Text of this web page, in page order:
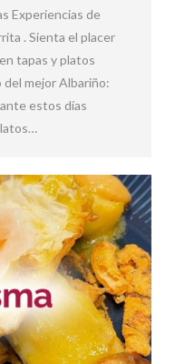
Experiencias de
. Sienta el placer
tapas y platos
del mejor Albariño:
estos días